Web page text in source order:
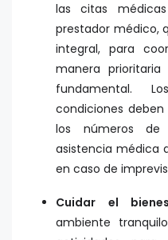
las citas
prestador médico,
integral, para
manera
fundamental.
condiciones
los números
asistencia médica
en caso de
Cuidar el
ambiente